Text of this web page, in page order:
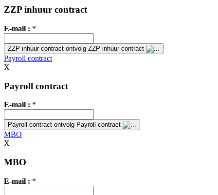
ZZP inhuur contract
E-mail : *
ZZP inhuur contract ontvolg ZZP inhuur contract
Payroll contract
X
Payroll contract
E-mail : *
Payroll contract ontvolg Payroll contract
MBO
X
MBO
E-mail : *